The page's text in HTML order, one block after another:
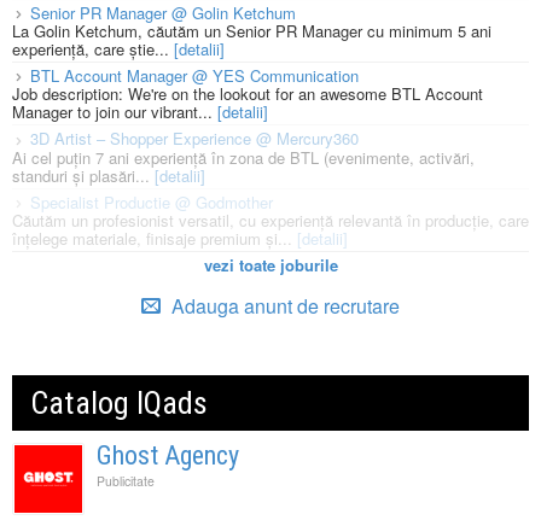
Senior PR Manager @ Golin Ketchum
La Golin Ketchum, căutăm un Senior PR Manager cu minimum 5 ani
experiență, care știe... [detalii]
BTL Account Manager @ YES Communication
Job description: We're on the lookout for an awesome BTL Account
Manager to join our vibrant... [detalii]
3D Artist – Shopper Experience @ Mercury360
Ai cel puțin 7 ani experiență în zona de BTL (evenimente, activări,
standuri și plasări...[detalii]
Specialist Productie @ Godmother
Căutăm un profesionist versatil, cu experiență relevantă în producție, care
înțelege materiale, finisaje premium și... [detalii]
vezi toate joburile
Adauga anunt de recrutare
Catalog IQads
Ghost Agency
Publicitate